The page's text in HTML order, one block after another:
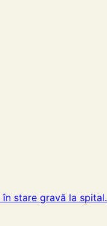
stare gravă la spital.